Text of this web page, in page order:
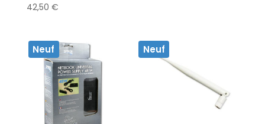
42,50 €
Neuf Neuf